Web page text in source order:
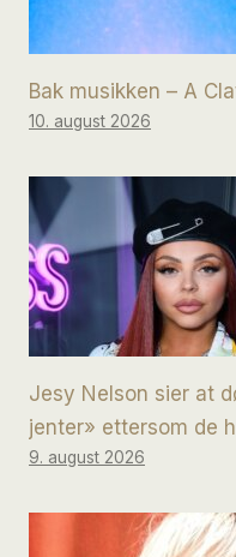
Bak musikken – A
10. august 2026
Jesy Nelson sier at
jenter» ettersom de
9. august 2026